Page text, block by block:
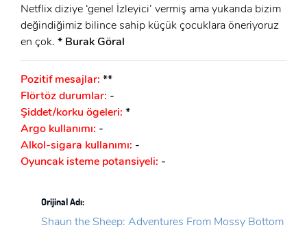
Netflix diziye ‘genel İzleyici’ vermiş ama yukarıda bizim
değindiğimiz bilince sahip küçük çocuklara öneriyoruz
en çok. * Burak Göral
Pozitif mesajlar: **
Flörtöz durumlar: -
Şiddet/korku ögeleri: *
Argo kullanımı: -
Alkol-sigara kullanımı: -
Oyuncak isteme potansiyeli: -
Orijinal Adı:
Shaun the Sheep: Adventures From Mossy Bottom